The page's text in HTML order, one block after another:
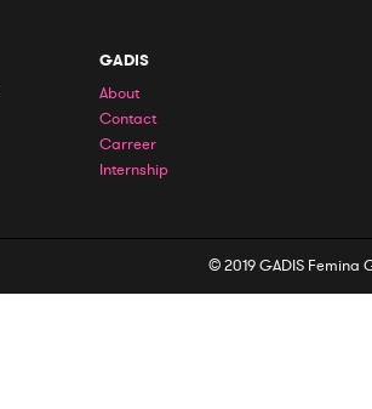
GADIS
About
Contact
Carreer
Internship
© 2019 GADIS Femina